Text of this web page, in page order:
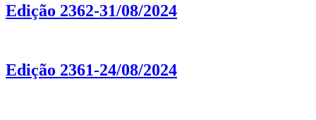
Edição 2362-31/08/2024
Edição 2361-24/08/2024